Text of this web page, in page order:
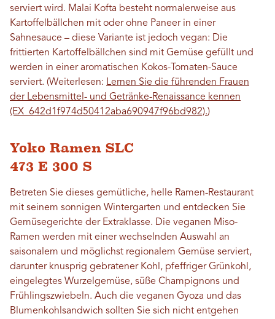
serviert wird. Malai Kofta besteht normalerweise aus
Kartoffelbällchen mit oder ohne Paneer in einer
Sahnesauce – diese Variante ist jedoch vegan: Die
frittierten Kartoffelbällchen sind mit Gemüse gefüllt und
werden in einer aromatischen Kokos-Tomaten-Sauce
serviert. (Weiterlesen: Lernen Sie die führenden Frauen
der Lebensmittel- und Getränke-Renaissance kennen
(EX_642d1f974d50412aba690947f96bd982).)
Yoko Ramen SLC
473 E 300 S
Betreten Sie dieses gemütliche, helle Ramen-Restaurant
mit seinem sonnigen Wintergarten und entdecken Sie
Gemüsegerichte der Extraklasse. Die veganen Miso-
Ramen werden mit einer wechselnden Auswahl an
saisonalem und möglichst regionalem Gemüse serviert,
darunter knusprig gebratener Kohl, pfeffriger Grünkohl,
eingelegtes Wurzelgemüse, süße Champignons und
Frühlingszwiebeln. Auch die veganen Gyoza und das
Blumenkohlsandwich sollten Sie sich nicht entgehen